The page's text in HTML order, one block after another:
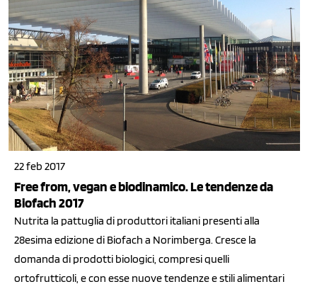
22 feb 2017
Free from, vegan e biodinamico. Le tendenze da
Biofach 2017
Nutrita la pattuglia di produttori italiani presenti alla
28esima edizione di Biofach a Norimberga. Cresce la
domanda di prodotti biologici, compresi quelli
ortofrutticoli, e con esse nuove tendenze e stili alimentari